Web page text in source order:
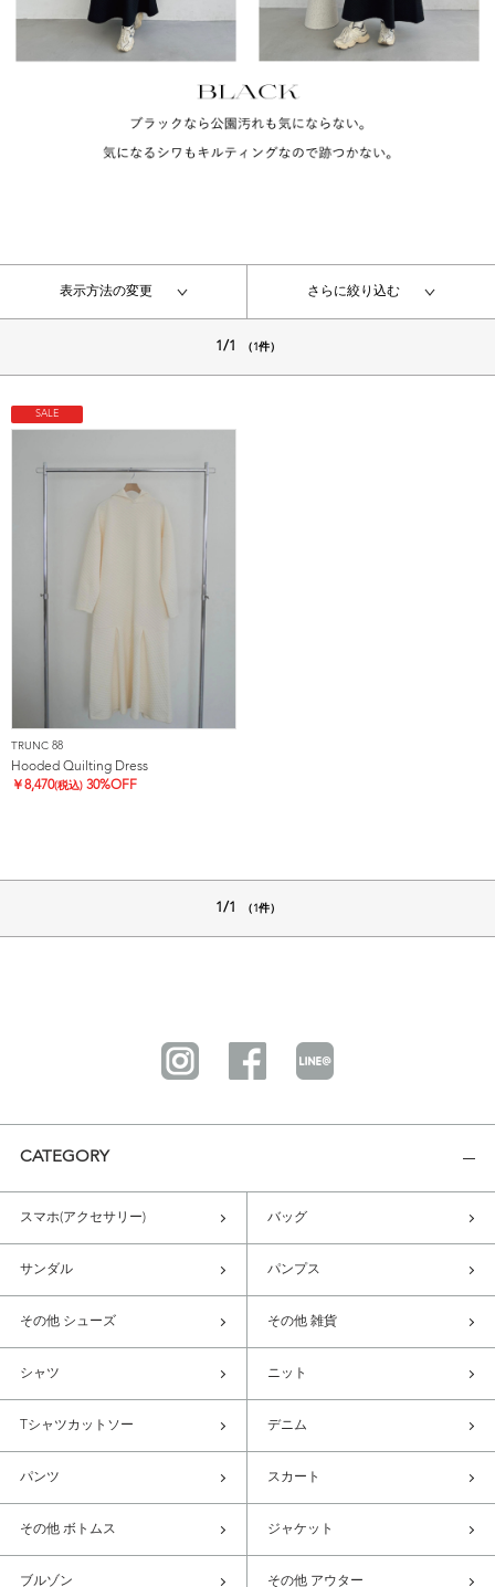
表示方法の変更 さらに絞り込む
1/1 （1件）
SALE
TRUNC 88
Hooded Quilting Dress
￥8,470(税込) 30%OFF
1/1 （1件）
CATEGORY
スマホ(アクセサリー) バッグ
サンダル パンプス
その他 シューズ その他 雑貨
シャツ ニット
Tシャツカットソー デニム
パンツ スカート
その他 ボトムス ジャケット
ブルゾン その他 アウター